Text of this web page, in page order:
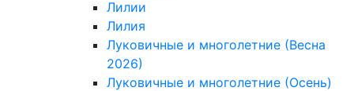
Лилии
Лилия
Луковичные и многолетние (Весна
2026)
Луковичные и многолетние (Осень)